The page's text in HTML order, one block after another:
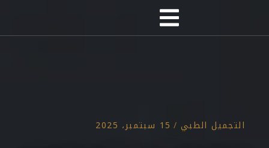
التجميل الطبي / 15 سبتمبر، 2025